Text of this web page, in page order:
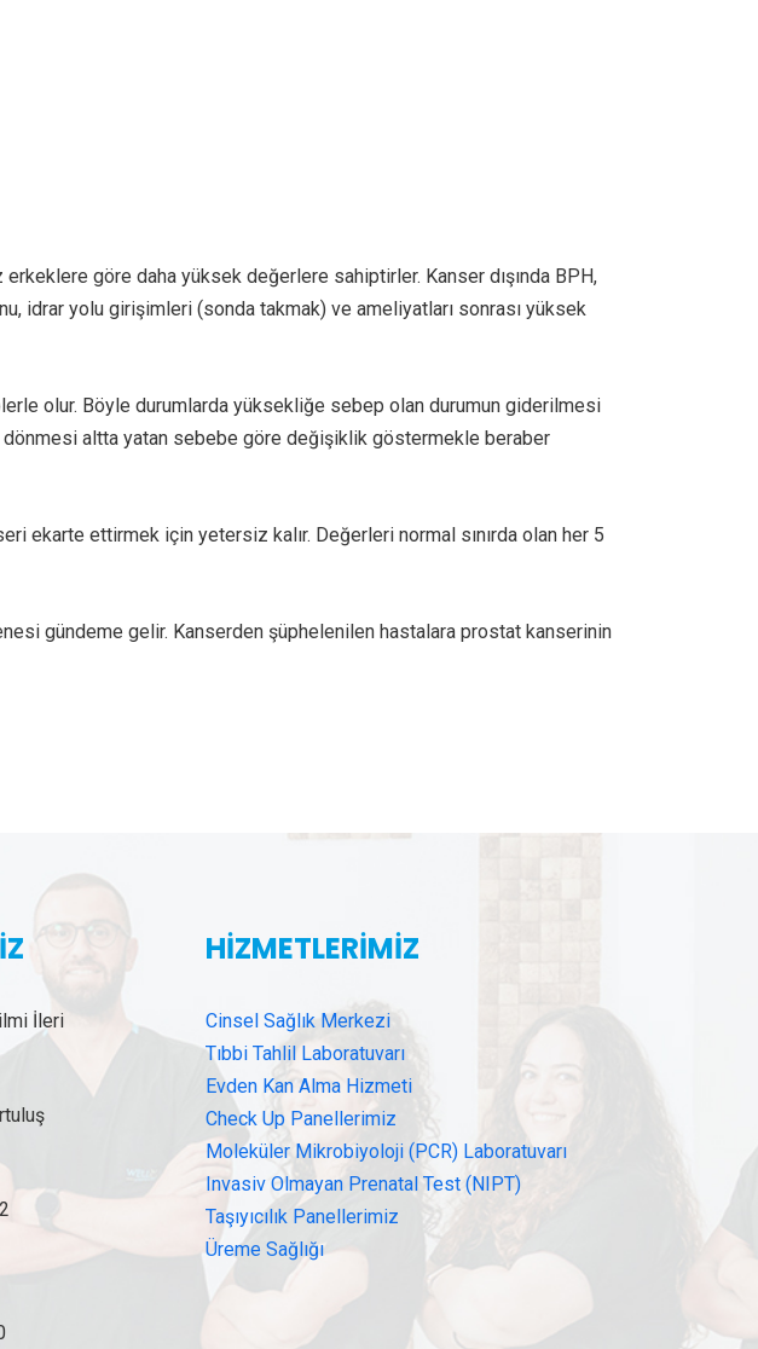
göre daha yüksek değerlere sahiptirler. Kanser dışında BPH,
idrar yolu girişimleri (sonda takmak) ve ameliyatları sonrası yüksek
olur. Böyle durumlarda yüksekliğe sebep olan durumun giderilmesi
altta yatan sebebe göre değişiklik göstermekle beraber
ekarte ettirmek için yetersiz kalır. Değerleri normal sınırda olan her 5
gündeme gelir. Kanserden şüphelenilen hastalara prostat kanserinin
İleri
HİZMETLERİMİZ
Cinsel Sağlık Merkezi
Tıbbi Tahlil Laboratuvarı
Evden Kan Alma Hizmeti
Check Up Panellerimiz
Moleküler Mikrobiyoloji (PCR) Laboratuvarı
Invasiv Olmayan Prenatal Test (NIPT)
Taşıyıcılık Panellerimiz
Üreme Sağlığı